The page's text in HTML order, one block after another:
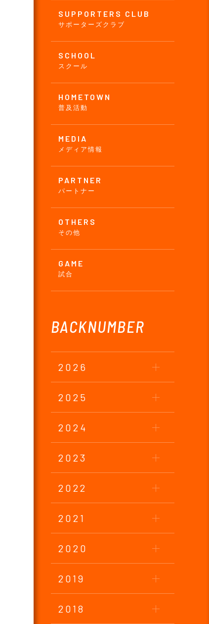
SUPPORTERS CLUB
サポーターズクラブ
SCHOOL
スクール
HOMETOWN
普及活動
MEDIA
メディア情報
PARTNER
パートナー
OTHERS
その他
GAME
試合
BACKNUMBER
2026
2025
2024
2023
2022
2021
2020
2019
2018